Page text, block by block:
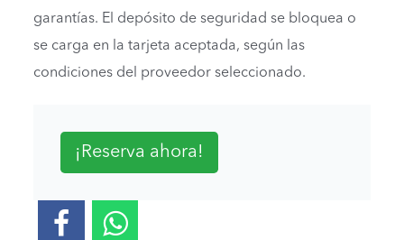
garantías. El depósito de seguridad se bloquea o
se carga en la tarjeta aceptada, según las
condiciones del proveedor seleccionado.
¡Reserva ahora!